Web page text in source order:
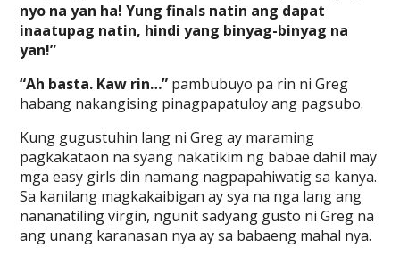
nyo na yan ha! Yung finals natin ang dapat
inaatupag natin, hindi yang binyag-binyag na
yan!”
“Ah basta. Kaw rin…” pambubuyo pa rin ni Greg
habang nakangising pinagpapatuloy ang pagsubo.
Kung gugustuhin lang ni Greg ay maraming
pagkakataon na syang nakatikim ng babae dahil may
mga easy girls din namang nagpapahiwatig sa kanya.
Sa kanilang magkakaibigan ay sya na nga lang ang
nananatiling virgin, ngunit sadyang gusto ni Greg na
ang unang karanasan nya ay sa babaeng mahal nya.